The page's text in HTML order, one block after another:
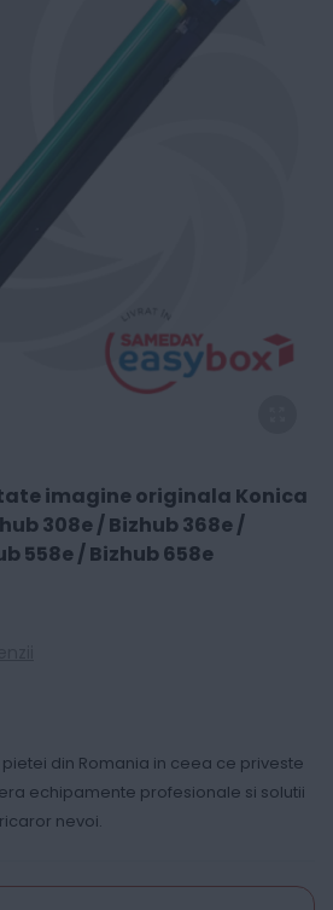
imagine originala Konica
308e / Bizhub 368e /
558e / Bizhub 658e
din Romania in ceea ce priveste
echipamente profesionale si solutii
nevoi.